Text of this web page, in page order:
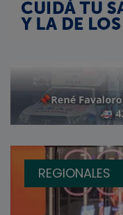
REGIONALES